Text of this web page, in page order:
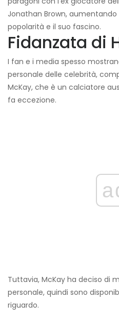
Jonathan Brown,
popolarità e il suo fascino.
Fidanzata di
I fan e i media spesso
personale delle celebrità,
McKay, che è un calciatore
fa eccezione.
Tuttavia, McKay ha deciso di
personale, quindi sono
riguardo.